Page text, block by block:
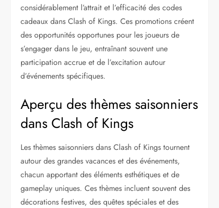
considérablement l’attrait et l’efficacité des codes
cadeaux dans Clash of Kings. Ces promotions créent
des opportunités opportunes pour les joueurs de
s’engager dans le jeu, entraînant souvent une
participation accrue et de l’excitation autour
d’événements spécifiques.
Aperçu des thèmes saisonniers
dans Clash of Kings
Les thèmes saisonniers dans Clash of Kings tournent
autour des grandes vacances et des événements,
chacun apportant des éléments esthétiques et de
gameplay uniques. Ces thèmes incluent souvent des
décorations festives, des quêtes spéciales et des